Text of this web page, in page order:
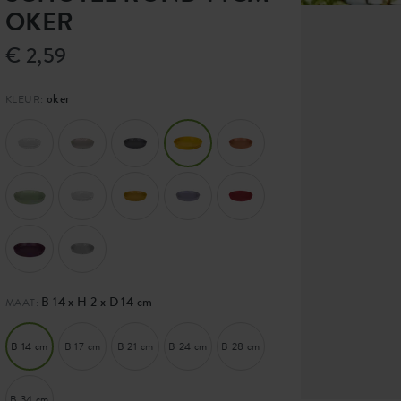
OKER
€ 2,59
KLEUR: oker
MAAT: B 14 x H 2 x D 14 cm
B 14 cm B 17 cm B 21 cm B 24 cm B 28 cm